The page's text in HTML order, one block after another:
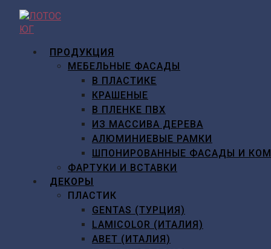
Перейти
содержимому
ПРОДУКЦИЯ
МЕБЕЛЬНЫЕ ФАСАДЫ
В ПЛАСТИКЕ
КРАШЕНЫЕ
В ПЛЕНКЕ ПВХ
ИЗ МАССИВА ДЕРЕВА
АЛЮМИНИЕВЫЕ РАМКИ
ШПОНИРОВАННЫЕ ФАСАДЫ И
ФАРТУКИ И ВСТАВКИ
ДЕКОРЫ
ПЛАСТИК
GENTAS (ТУРЦИЯ)
LAMICOLOR (ИТАЛИЯ)
ABET (ИТАЛИЯ)